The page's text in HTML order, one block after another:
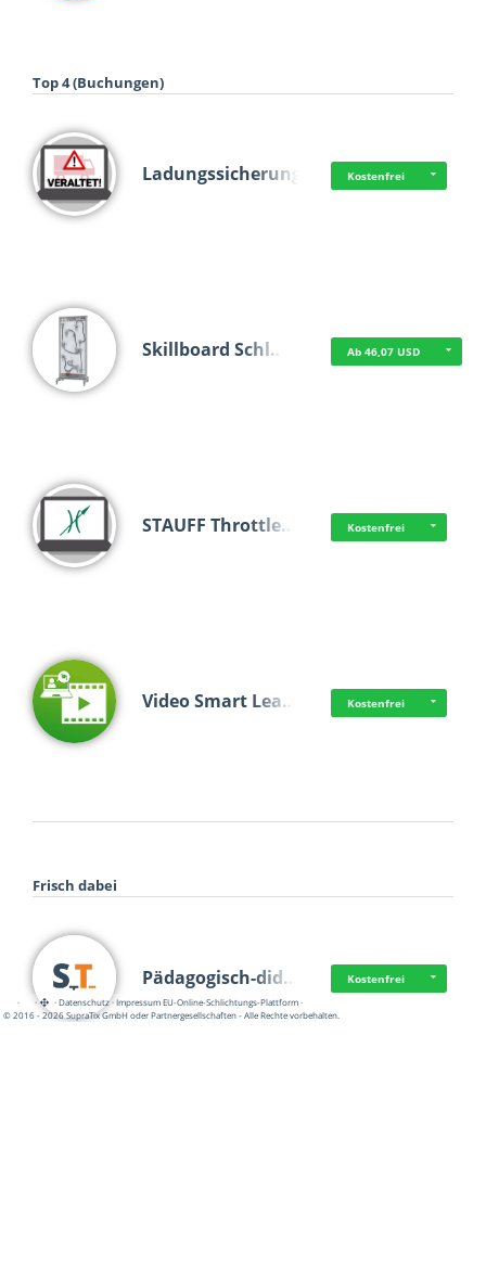
Top 4 (Buchungen)
Ladungssicherung Kostenfrei
Skillboard Schl… Ab 46,07 USD
STAUFF Throttle… Kostenfrei
Video Smart Lea… Kostenfrei
Frisch dabei
Pädagogisch-did… Kostenfrei
· · ·Datenschutz·Impressum EU-Online-Schlichtungs-Plattform·
© 2016 - 2026 SupraTix GmbH oder Partnergesellschaften - Alle Rechte vorbehalten.